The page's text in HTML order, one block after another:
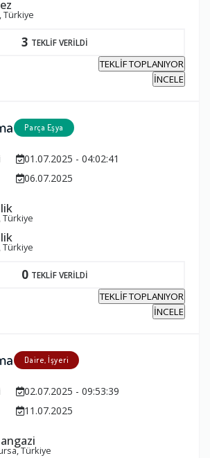
Türkiye
3 TEKLİF VERİLDİ
TEKLİF TOPLANIYOR
İNCELE
Parça Eşya
01.07.2025 - 04:02:41
06.07.2025
Türkiye
Türkiye
0 TEKLİF VERİLDİ
TEKLİF TOPLANIYOR
İNCELE
Daire, İşyeri
02.07.2025 - 09:53:39
11.07.2025
Türkiye